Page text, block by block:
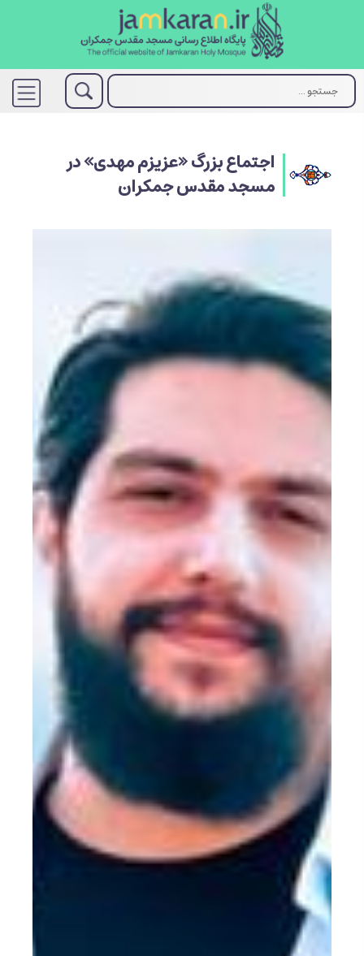
اجتماع بزرگ «عزیزم مهدی» در
مسجد مقدس جمکران